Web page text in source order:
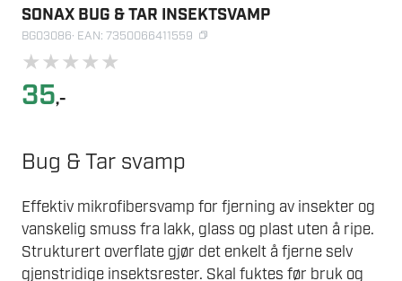
SONAX BUG & TAR INSEKTSVAMP
BG03086· EAN: 7350066411559
★★★★★
35,-
Bug & Tar svamp
Effektiv mikrofibersvamp for fjerning av insekter og
vanskelig smuss fra lakk, glass og plast uten å ripe.
Strukturert overflate gjør det enkelt å fjerne selv
gjenstridige insektsrester. Skal fuktes før bruk og